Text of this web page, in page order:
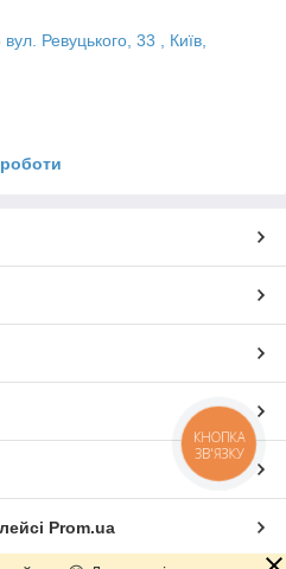
Ревуцького, 33 , Київ,
Prom.ua
КНОПКА
ЗВ'ЯЗКУ